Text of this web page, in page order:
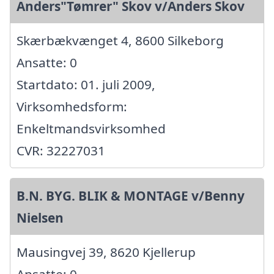
Anders"Tømrer" Skov v/Anders Skov
Skærbækvænget 4, 8600 Silkeborg
Ansatte: 0
Startdato: 01. juli 2009,
Virksomhedsform:
Enkeltmandsvirksomhed
CVR: 32227031
B.N. BYG. BLIK & MONTAGE v/Benny
Nielsen
Mausingvej 39, 8620 Kjellerup